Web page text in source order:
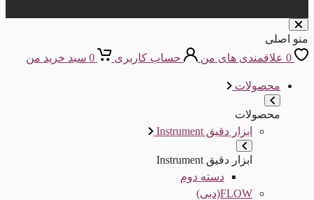
منو اصلی
0 علاقمندی های من حساب کاربری 0 سبد خرید من
محصولات
محصولات
ابزار دقیق Instrument
ابزار دقیق Instrument
دسته دوم
FLOW(دبی)